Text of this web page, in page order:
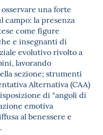
una forte
la presenza
come figure
e insegnanti di
evolutivo rivolto a
lavorando
sezione; strumenti
Alternativa (CAA)
di "angoli di
emotiva
al benessere e